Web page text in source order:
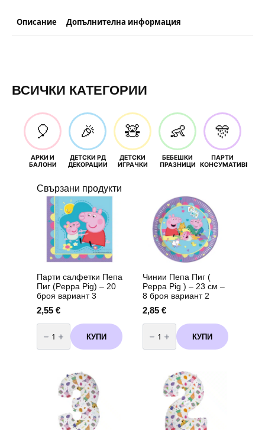
Описание Допълнителна информация
ВСИЧКИ КАТЕГОРИИ
🎈
АРКИ И
БАЛОНИ
🎉
ДЕТСКИ РД
ДЕКОРАЦИИ
🧸
ДЕТСКИ
ИГРАЧКИ
👶
БЕБЕШКИ
ПРАЗНИЦИ
🎊
ПАРТИ
КОНСУМАТИВИ
Свързани продукти
Парти салфетки Пепа
Пиг (Peppa Pig) – 20
броя вариант 3
2,55 €
количество
за
Парти
салфетки
вариант
КУПИ
Чинии Пепа Пиг (
Peppa Pig ) – 23 см –
8 броя вариант 2
2,85 €
количество
за
Чинии
Пепа
КУПИ